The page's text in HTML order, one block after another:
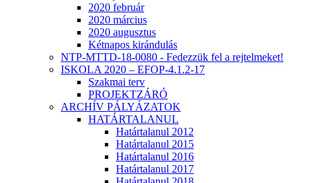
2020 február
2020 március
2020 augusztus
Kétnapos kirándulás
NTP-MTTD-18-0080 - Fedezzük fel a rejtelmeket!
ISKOLA 2020 – EFOP-4.1.2-17
Szakmai terv
PROJEKTZÁRÓ
ARCHÍV PÁLYÁZATOK
HATÁRTALANUL
Határtalanul 2012
Határtalanul 2015
Határtalanul 2016
Határtalanul 2017